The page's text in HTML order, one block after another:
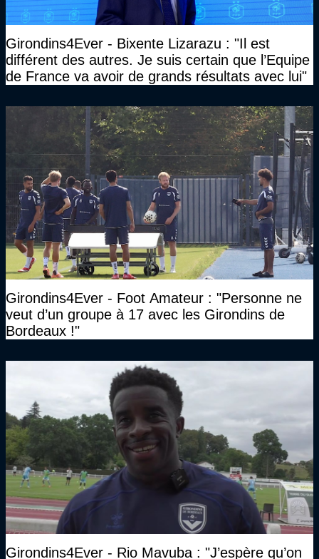
Girondins4Ever - Bixente Lizarazu : "Il est
différent des autres. Je suis certain que l’Equipe
de France va avoir de grands résultats avec lui"
Girondins4Ever - Foot Amateur : "Personne ne
veut d’un groupe à 17 avec les Girondins de
Bordeaux !"
Girondins4Ever - Rio Mavuba : "J’espère qu’on